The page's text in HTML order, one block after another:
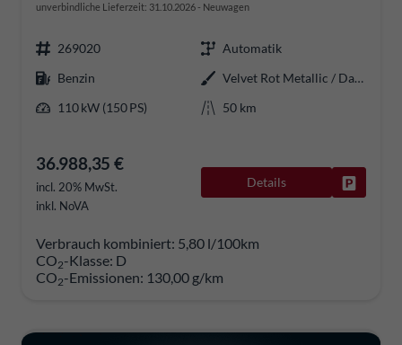
unverbindliche Lieferzeit: 31.10.2026 Neuwagen
269020
Automatik
Benzin
Velvet Rot Metallic / Dach Schwarz
110 kW (150 PS)
50 km
36.988,35 €
incl. 20% MwSt.
inkl. NoVA
Details
Verbrauch kombiniert: 5,80 l/100km
CO2-Klasse: D
CO2-Emissionen: 130,00 g/km